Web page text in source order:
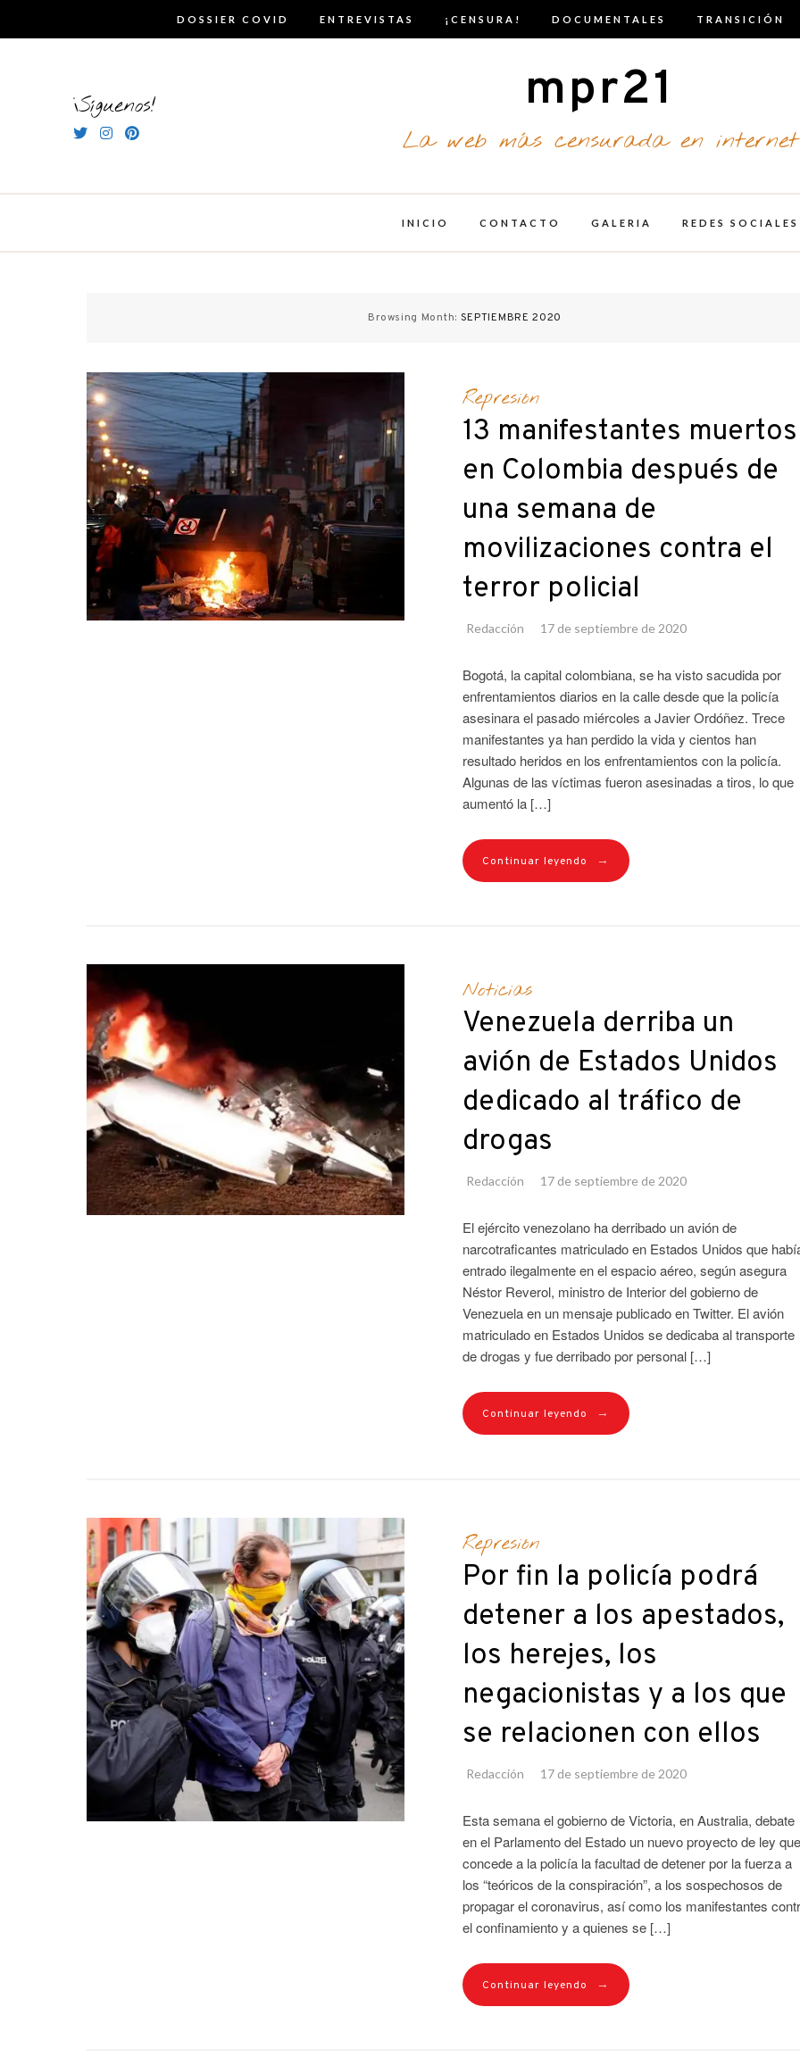
DOSSIER COVID ENTREVISTAS ¡CENSURA! DOCUMENTALES TRANSICIÓN
¡Síguenos! mpr21
La web más censurada en internet
INICIO CONTACTO GALERIA REDES SOCIALES
Browsing Month: SEPTIEMBRE 2020
Represión
13 manifestantes muertos
en Colombia después de
una semana de
movilizaciones contra el
terror policial
Redacción 17 de septiembre de 2020
Bogotá, la capital colombiana, se ha visto sacudida por
enfrentamientos diarios en la calle desde que la policía
asesinara el pasado miércoles a Javier Ordóñez. Trece
manifestantes ya han perdido la vida y cientos han
resultado heridos en los enfrentamientos con la policía.
Algunas de las víctimas fueron asesinadas a tiros, lo que
aumentó la […]
Continuar leyendo →
Noticias
Venezuela derriba un
avión de Estados Unidos
dedicado al tráfico de
drogas
Redacción 17 de septiembre de 2020
El ejército venezolano ha derribado un avión de
narcotraficantes matriculado en Estados Unidos que
entrado ilegalmente en el espacio aéreo, según asegura
Néstor Reverol, ministro de Interior del gobierno de
Venezuela en un mensaje publicado en Twitter. El avión
matriculado en Estados Unidos se dedicaba al transporte
de drogas y fue derribado por personal […]
Continuar leyendo →
Represión
Por fin la policía podrá
detener a los apestados,
los herejes, los
negacionistas y a los que
se relacionen con ellos
Redacción 17 de septiembre de 2020
Esta semana el gobierno de Victoria, en Australia, debate
en el Parlamento del Estado un nuevo proyecto de ley que
concede a la policía la facultad de detener por la fuerza a
los “teóricos de la conspiración”, a los sospechosos de
propagar el coronavirus, así como los manifestantes
el confinamiento y a quienes se […]
Continuar leyendo →